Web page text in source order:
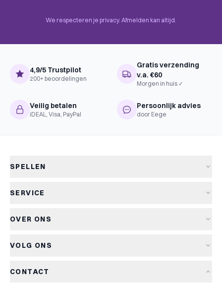
Role Playing, Scenario / Mission /
/ Solitaire Game
We respecteren je privacy. Afmelden kan altijd.
4,9/5 Trustpilot
200+ beoordelingen
Gratis verzending
v.a. €60
Morgen in huis ✓
Veilig betalen
iDEAL, Visa, PayPal
Persoonlijk advies
door Eege
SPELLEN
Nieuwe spellen
Kinderspellen
SERVICE
Retourneren
OVER ONS
Het Kapiteinsspel
VOLG ONS
CONTACT